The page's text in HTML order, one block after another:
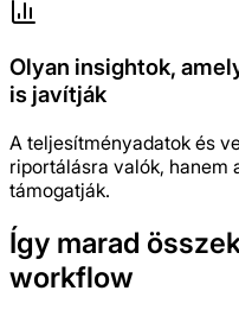
Olyan insightok,
is javítják
A teljesítményadatok és
riportálásra valók, hanem
támogatják.
Így marad
workflow